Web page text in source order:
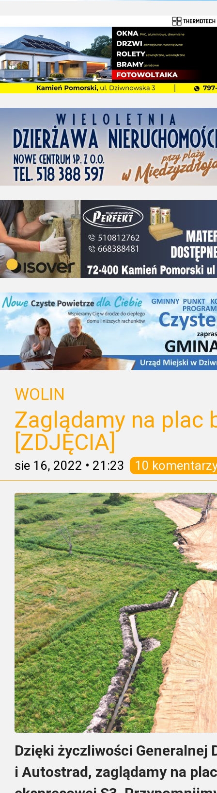
WOLIN
Zaglądamy na plac
[ZDJĘCIA]
sie 16, 2022 • 21:23 10
Dzięki życzliwości Generalnej
i Autostrad, zaglądamy na